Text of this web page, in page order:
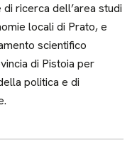
ricerca dell’area studi
locali di Prato, e
scientifico
di Pistoia per
politica e di